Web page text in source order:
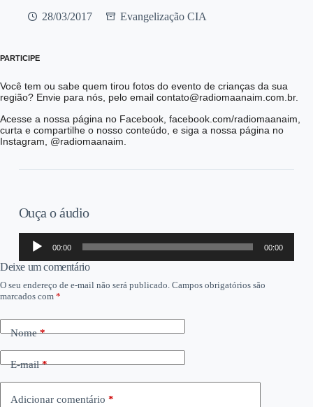
28/03/2017 Evangelização CIA
PARTICIPE
Você tem ou sabe quem tirou fotos do evento de crianças da sua
região? Envie para nós, pelo email contato@radiomaanaim.com.br.
Acesse a nossa página no Facebook, facebook.com/radiomaanaim,
curta e compartilhe o nosso conteúdo, e siga a nossa página no
Instagram, @radiomaanaim.
Ouça o áudio
Tocador
áudio
00:00 00:00
Deixe um comentário
O seu endereço de e-mail não será publicado. Campos obrigatórios são
marcados com *
Nome*
E-mail*
Adicionar comentário *